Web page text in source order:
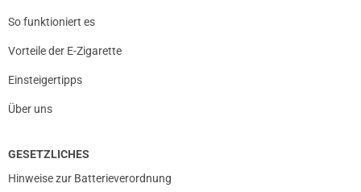
So funktioniert es
Vorteile der E-Zigarette
Einsteigertipps
Über uns
GESETZLICHES
Hinweise zur Batterieverordnung